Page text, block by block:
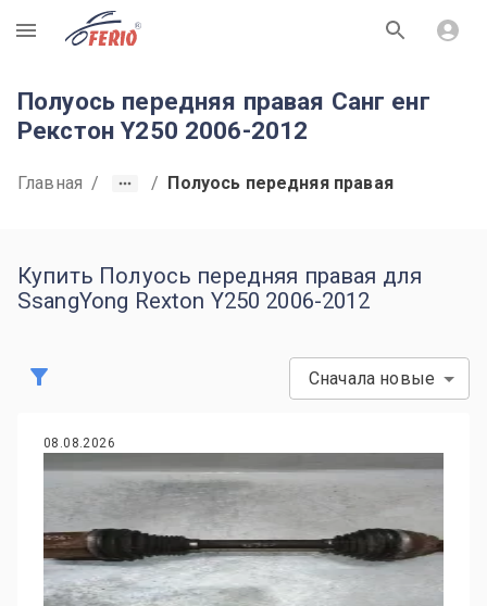
R
Полуось передняя правая Санг енг
Рекстон Y250 2006-2012
Главная / / Полуось передняя правая
Купить Полуось передняя правая для
SsangYong Rexton Y250 2006-2012
Сначала новые
08.08.2026